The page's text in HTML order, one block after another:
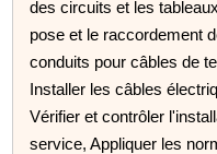
des circuits et les
pose et le raccordement
conduits pour câbles de
Installer les câbles
Vérifier et contrôler
service, Appliquer les